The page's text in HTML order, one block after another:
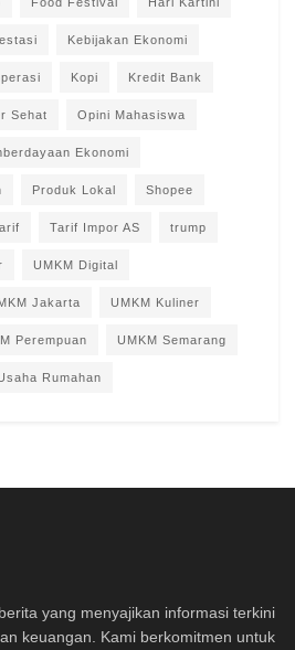
Kebijakan Ekonomi
Kopi Kredit Bank
Sehat Opini Mahasiswa
Ekonomi
Produk Lokal Shopee
Tarif Impor AS trump
UMKM Digital
Jakarta UMKM Kuliner
Perempuan UMKM Semarang
Rumahan
yang menyajikan informasi terkini
keuangan. Kami berkomitmen untuk